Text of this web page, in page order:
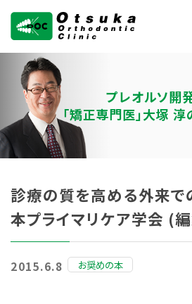
大塚矯正歯科クリニ
ック
プレオルソ開
「矯正専門医」大塚
診療の質を高める外来で
本プライマリケア学会 (
2015.6.8 お奨めの本